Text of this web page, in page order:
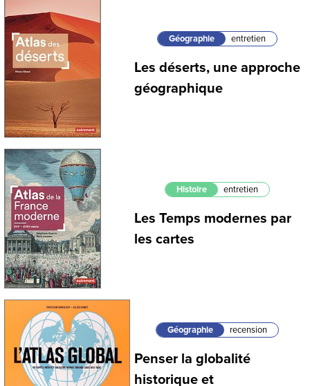
Géographie entretien
Les déserts, une approche
géographique
Histoire entretien
Les Temps modernes par
les cartes
Géographie recension
Penser la globalité
historique et